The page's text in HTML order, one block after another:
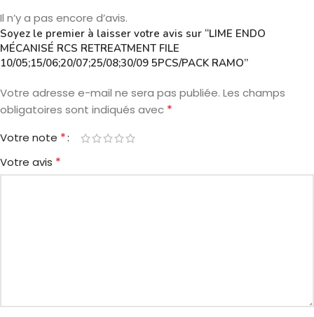
Il n’y a pas encore d’avis.
Soyez le premier à laisser votre avis sur “LIME ENDO
MÉCANISÉ RCS RETREATMENT FILE
10/05;15/06;20/07;25/08;30/09 5PCS/PACK RAMO”
Votre adresse e-mail ne sera pas publiée. Les champs
obligatoires sont indiqués avec *
Votre note *
Votre avis *